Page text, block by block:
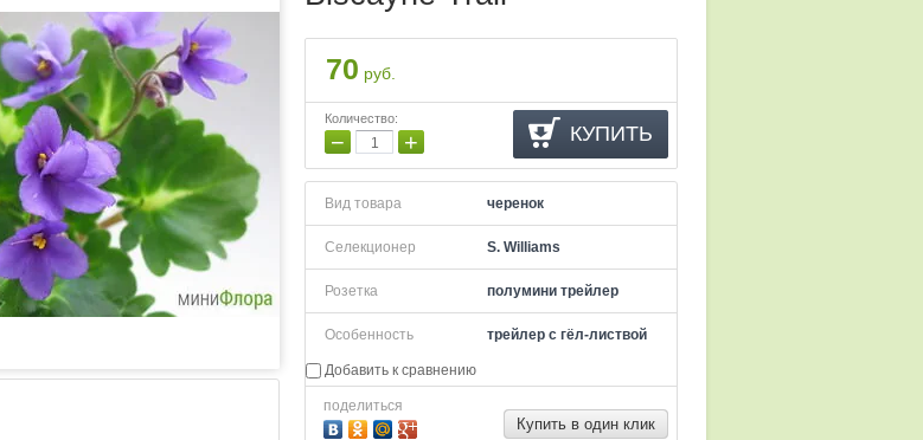
70 руб.
Количество:
− + КУПИТЬ
Вид товара черенок
Селекционер S. Williams
Розетка полумини трейлер
Особенность трейлер с гёл-листвой
Добавить к сравнению
поделиться
Купить в один клик